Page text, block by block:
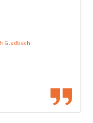
Gladbach